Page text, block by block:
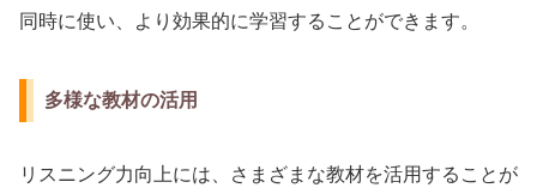
同時に使い、より効果的に学習することができます。
多様な教材の活用
リスニング力向上には、さまざまな教材を活用することが